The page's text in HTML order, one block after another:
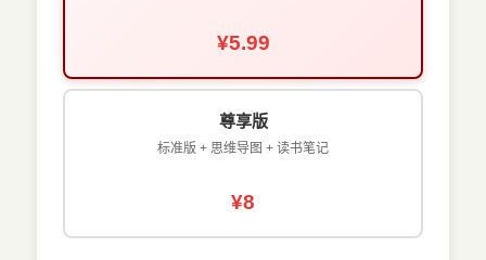
¥5.99
尊享版
标准版 + 思维导图 + 读书笔记
¥8